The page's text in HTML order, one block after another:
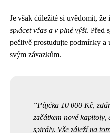
Je však důležité si uvědomit,
splácet včas a v plné výši. Před
pečlivě prostudujte podmínky a
svým závazkům.
Půjčka 10 000 Kč,
začátkem nové kapitoly,
spirály. Vše záleží na